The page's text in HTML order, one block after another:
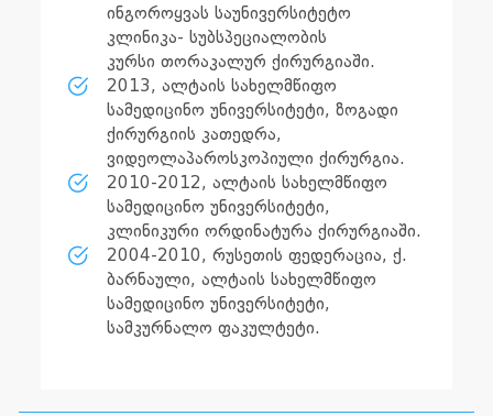
ინგოროყვას საუნივერსიტეტო
კლინიკა- სუბსპეციალობის
კურსი თორაკალურ ქირურგიაში.
2013, ალტაის სახელმწიფო
სამედიცინო უნივერსიტეტი, ზოგადი
ქირურგიის კათედრა,
ვიდეოლაპაროსკოპიული ქირურგია.
2010-2012, ალტაის სახელმწიფო
სამედიცინო უნივერსიტეტი,
კლინიკური ორდინატურა ქირურგიაში.
2004-2010, რუსეთის ფედერაცია, ქ.
ბარნაული, ალტაის სახელმწიფო
სამედიცინო უნივერსიტეტი,
სამკურნალო ფაკულტეტი.